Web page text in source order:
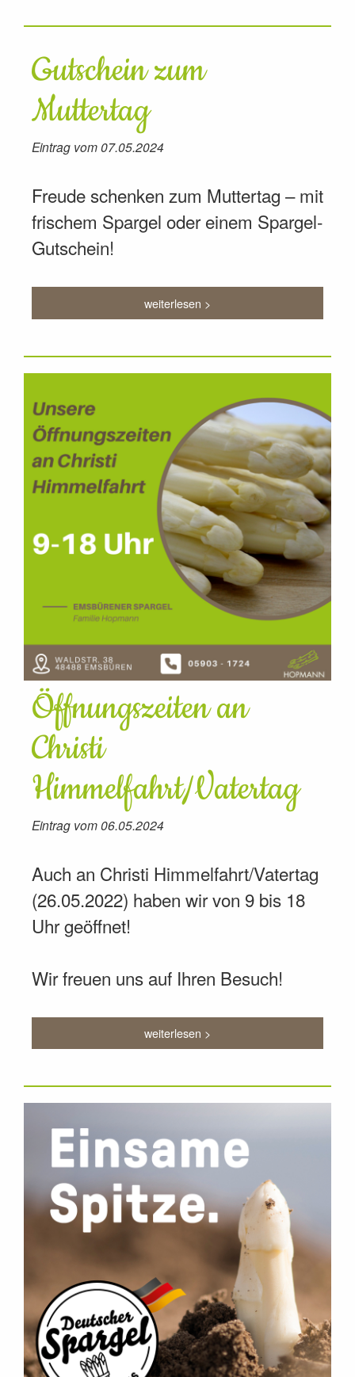
Gutschein zum
Muttertag
Eintrag vom 07.05.2024
Freude schenken zum Muttertag – mit
frischem Spargel oder einem Spargel-
Gutschein!
weiterlesen >
Öffnungszeiten an
Christi
Himmelfahrt/Vatertag
Eintrag vom 06.05.2024
Auch an Christi Himmelfahrt/Vatertag
(26.05.2022) haben wir von 9 bis 18
Uhr geöffnet!
Wir freuen uns auf Ihren Besuch!
weiterlesen >